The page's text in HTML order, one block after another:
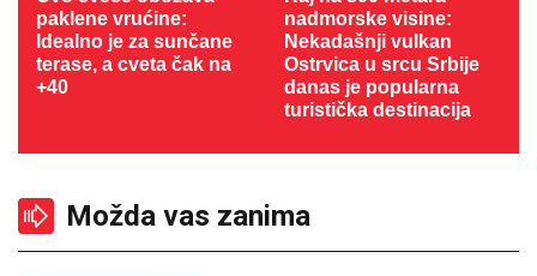
paklene vrućine:
Idealno je za sunčane
terase, a cveta čak na
+40
nadmorske visine:
Nekadašnji vulkan
Ostrvica u srcu Srbije
danas je popularna
turistička destinacija
Možda vas zanima